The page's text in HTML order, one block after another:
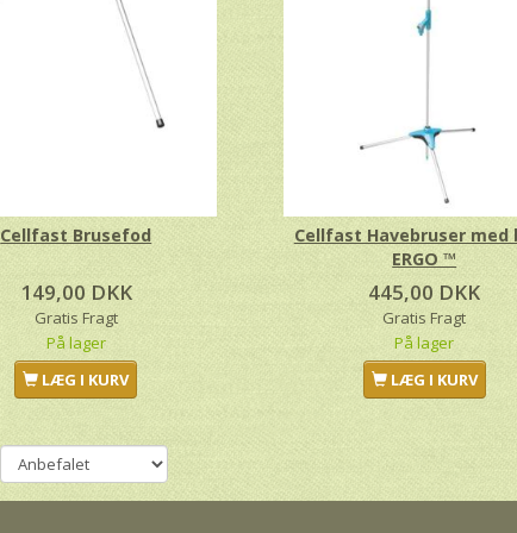
Cellfast Brusefod
149,00 DKK
Gratis Fragt
På lager
LÆG I KURV
Cellfast Havebruser med
ERGO ™
445,00 DKK
Gratis Fragt
På lager
LÆG I KURV